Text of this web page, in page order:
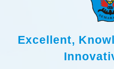
Excellent,